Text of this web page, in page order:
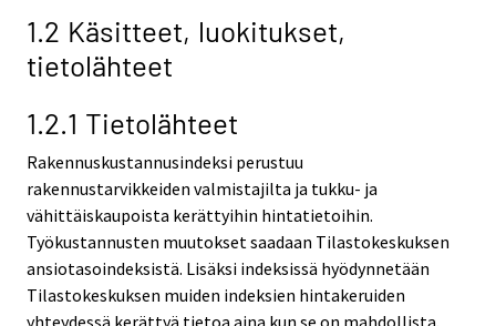
1.2 Käsitteet, luokitukset,
tietolähteet
1.2.1 Tietolähteet
Rakennuskustannusindeksi perustuu
rakennustarvikkeiden valmistajilta ja tukku- ja
vähittäiskaupoista kerättyihin hintatietoihin.
Työkustannusten muutokset saadaan Tilastokeskuksen
ansiotasoindeksistä. Lisäksi indeksissä hyödynnetään
Tilastokeskuksen muiden indeksien hintakeruiden
yhteydessä kerättyä tietoa aina kun se on mahdollista.